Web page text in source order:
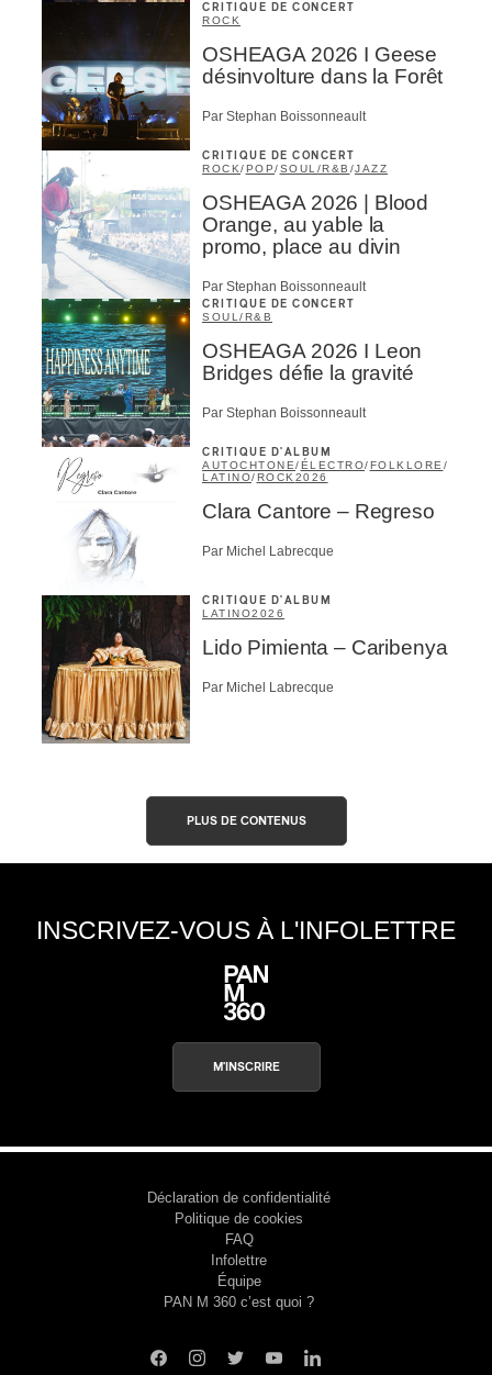
CRITIQUE DE CONCERT
ROCK
OSHEAGA 2026 I Geese
désinvolture dans la Forêt
Par Stephan Boissonneault
CRITIQUE DE CONCERT
ROCK/POP/SOUL/R&B /JAZZ
OSHEAGA 2026 | Blood
Orange, au yable la
promo, place au divin
Par Stephan Boissonneault
CRITIQUE DE CONCERT
SOUL/R&B
OSHEAGA 2026 I Leon
Bridges défie la gravité
Par Stephan Boissonneault
CRITIQUE D'ALBUM
AUTOCHTONE/ÉLECTRO/FOLKLORE /
LATINO/ROCK 2026
Clara Cantore – Regreso
Par Michel Labrecque
CRITIQUE D'ALBUM
LATINO2026
Lido Pimienta – Caribenya
Par Michel Labrecque
PLUS DE CONTENUS
INSCRIVEZ-VOUS À L'INFOLETTRE
M'INSCRIRE
Déclaration de confidentialité
Politique de cookies
FAQ
Infolettre
Équipe
PAN M 360 c’est quoi ?